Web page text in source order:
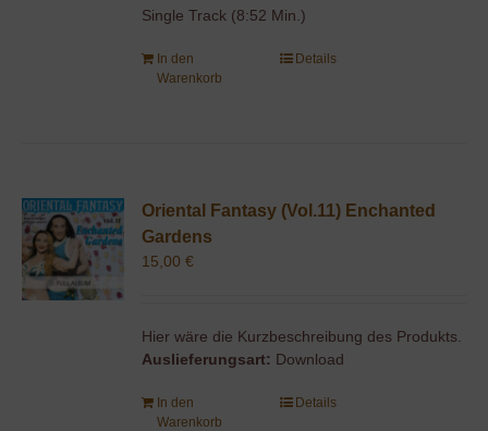
Single Track (8:52 Min.)
In den
Warenkorb
Details
Oriental Fantasy (Vol.11) Enchanted
Gardens
15,00€
Hier wäre die Kurzbeschreibung des Produkts.
Auslieferungsart: Download
In den
Warenkorb
Details